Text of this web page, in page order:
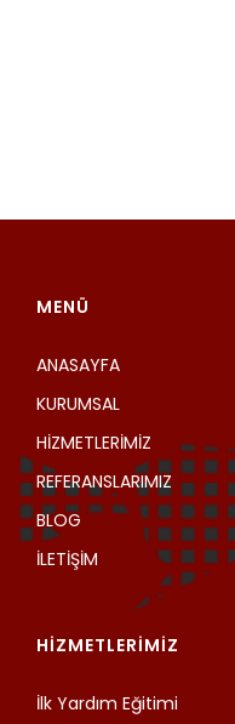
MENÜ
ANASAYFA
KURUMSAL
HİZMETLERİMİZ
REFERANSLARIMIZ
BLOG
İLETİŞİM
HİZMETLERİMİZ
İlk Yardım Eğitimi